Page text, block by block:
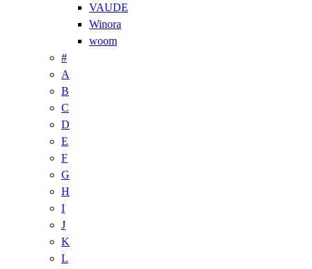
VAUDE
Winora
woom
#
A
B
C
D
E
F
G
H
I
J
K
L